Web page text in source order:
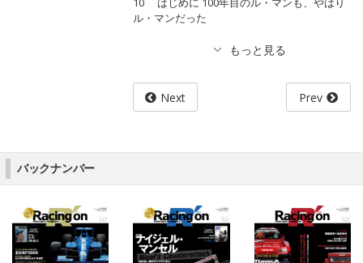
ル・マンだった
Next Prev
バックナンバー